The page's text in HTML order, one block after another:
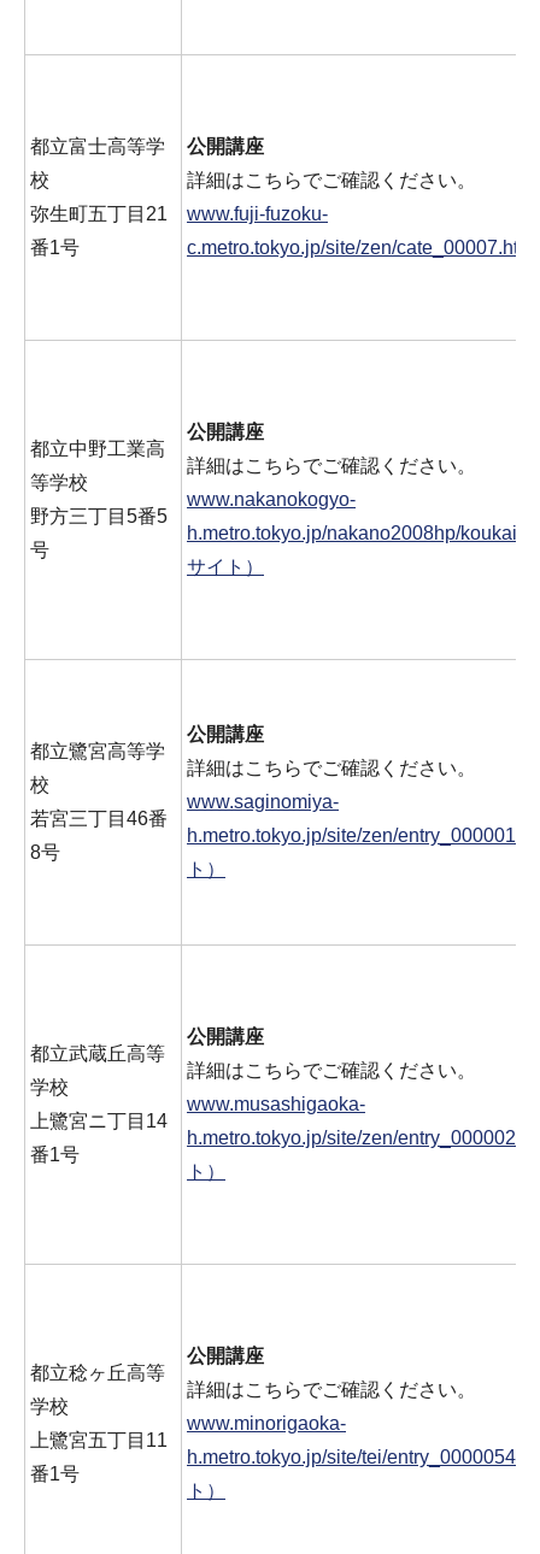
都立富士高等学
校
弥生町五丁目21
番1号
公開講座
詳細はこちらでご確認ください。
www.fuji-fuzoku-
c.metro.tokyo.jp/site/zen/
都立中野工業高
等学校
野方三丁目5番5
号
公開講座
詳細はこちらでご確認ください。
www.nakanokogyo-
h.metro.tokyo.jp/nakano2008hp/
サイト）
都立鷺宮高等学
校
若宮三丁目46番
8号
公開講座
詳細はこちらでご確認ください。
www.saginomiya-
h.metro.tokyo.jp/site/zen/
ト）
都立武蔵丘高等
学校
上鷺宮ニ丁目14
番1号
公開講座
詳細はこちらでご確認ください。
www.musashigaoka-
h.metro.tokyo.jp/site/zen/
ト）
都立稔ヶ丘高等
学校
上鷺宮五丁目11
番1号
公開講座
詳細はこちらでご確認ください。
www.minorigaoka-
h.metro.tokyo.jp/site/tei/
ト）